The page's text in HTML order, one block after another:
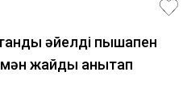
әйелді пышақпен
жайды анықтап